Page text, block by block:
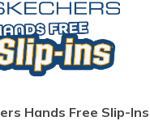
Hands Free Slip-Ins